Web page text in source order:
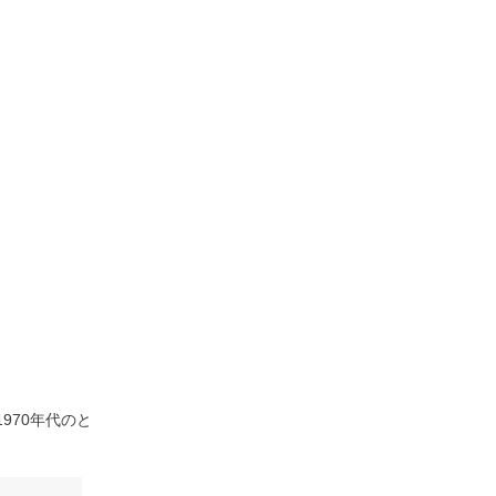
年代のと